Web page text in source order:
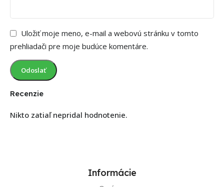
Recenzie
Nikto zatiaľ nepridal hodnotenie.
Uložiť moje meno, e-mail a webovú stránku v tomto
prehliadači pre moje budúce komentáre.
Informácie